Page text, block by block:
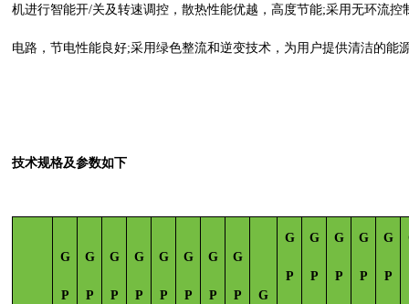
机进行智能开/关及转速调控，散热性能优越，高度节能;采用无环流控
电路，节电性能良好;采用绿色整流和逆变技术，为用户提供清洁的能
技术规格及参数如下
G
P
G
P
G
P
G
P
G
P
G
P
G
P
G
P G
G
P
G
P
G
P
G
P
G
P